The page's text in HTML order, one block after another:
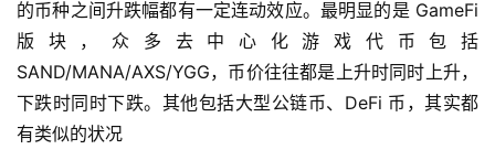
币
圈
新
行
的币种之间升跌幅都有一定连动效应。最明显的是 GameFi
版块，众多去中心化游戏代币包括
SAND/MANA/AXS/YGG，币价往往都是上升时同时上升，
下跌时同时下跌。其他包括大型公链币、DeFi 币，其实都
有类似的状况